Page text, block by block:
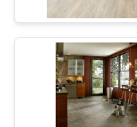
Lantai